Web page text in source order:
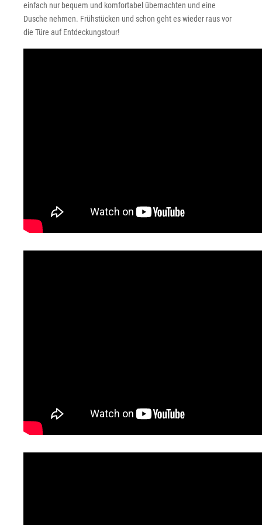
einfach nur bequem und komfortabel übernachten und eine
Dusche nehmen. Frühstücken und schon geht es wieder raus vor
die Türe auf Entdeckungstour!